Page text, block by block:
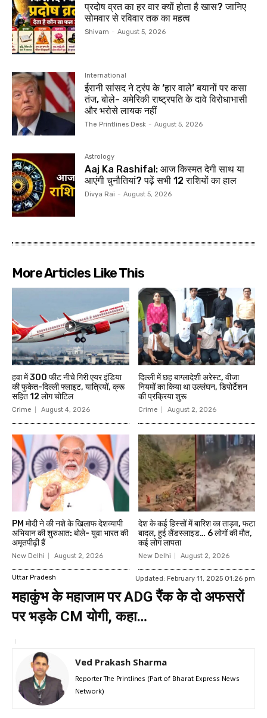
प्रदोष व्रत का हर वार क्यों होता है खास? जानिए
सोमवार से रविवार तक का महत्व
Shivam - August 5, 2026
International
ईरानी सांसद ने ट्रंप के ‘हार वाले’ बयानों पर कसा
तंज, बोले- अमेरिकी राष्ट्रपति के दावे विरोधाभासी
और भरोसे लायक नहीं
The Printlines Desk - August 5, 2026
Astrology
Aaj Ka Rashifal: आज किस्मत देगी साथ या
आएंगी चुनौतियां? पढ़ें सभी 12 राशियों का हाल
Divya Rai - August 5, 2026
More Articles Like This
हवा में 300 फीट नीचे गिरी एयर इंडिया
की फुकेत-दिल्ली फ्लाइट, यात्रियों, क्रू
सहित 12 लोग चोटिल
Crime August 4, 2026
दिल्ली में छह बाग्लादेशी अरेस्ट, वीजा
नियमों का किया था उल्लंघन, डिपोर्टेशन
की प्रक्रिया शुरू
Crime August 2, 2026
PM मोदी ने की नशे के खिलाफ देशव्यापी
अभियान की शुरुआत: बोले- युवा भारत की
अमृतपीढ़ी हैं
New Delhi August 2, 2026
देश के कई हिस्सों में बारिश का ताड़व, फटा
बादल, हुई लैंडस्लाइड… 6 लोगों की मौत,
कई लोग लापता
New Delhi August 2, 2026